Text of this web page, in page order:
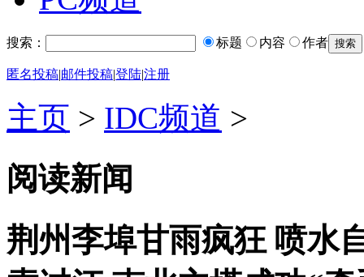
搜索： 标题 内容 作者
匿名投稿|邮件投稿|登陆|注册
主页 > IDC频道 >
阅读新闻
荆州李埠甘雨疯狂 喷水